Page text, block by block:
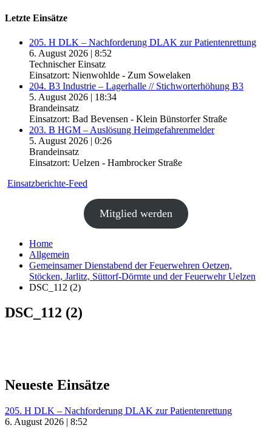
Letzte Einsätze
205. H DLK – Nachforderung DLAK zur Patientenrettung
6. August 2026 | 8:52
Technischer Einsatz
Einsatzort: Nienwohlde - Zum Sowelaken
204. B3 Industrie – Lagerhalle // Stichworterhöhung B3
5. August 2026 | 18:34
Brandeinsatz
Einsatzort: Bad Bevensen - Klein Bünstorfer Straße
203. B HGM – Auslösung Heimgefahrenmelder
5. August 2026 | 0:26
Brandeinsatz
Einsatzort: Uelzen - Hambrocker Straße
Einsatzberichte-Feed
Mitglied werden
Home
Allgemein
Gemeinsamer Dienstabend der Feuerwehren Oetzen,
Stöcken, Jarlitz, Süttorf-Dörmte und der Feuerwehr Uelzen
DSC_112 (2)
DSC_112 (2)
Neueste Einsätze
205. H DLK – Nachforderung DLAK zur Patientenrettung
6. August 2026 | 8:52